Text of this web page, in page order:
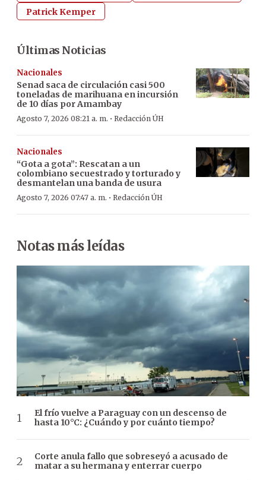
Patrick Kemper
Últimas Noticias
Nacionales
Senad saca de circulación casi 500
toneladas de marihuana en incursión
de 10 días por Amambay
Agosto 7, 2026 08:21 a. m. · Redacción ÚH
Nacionales
“Gota a gota”: Rescatan a un
colombiano secuestrado y torturado y
desmantelan una banda de usura
Agosto 7, 2026 07:47 a. m. · Redacción ÚH
Notas más leídas
El frío vuelve a Paraguay con un descenso de
hasta 10°C: ¿Cuándo y por cuánto tiempo?
Corte anula fallo que sobreseyó a acusado de
matar a su hermana y enterrar cuerpo